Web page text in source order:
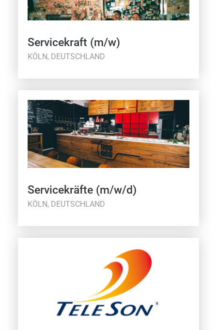
Servicekraft (m/w)
KÖLN, DEUTSCHLAND
Servicekräfte (m/w/d)
KÖLN, DEUTSCHLAND